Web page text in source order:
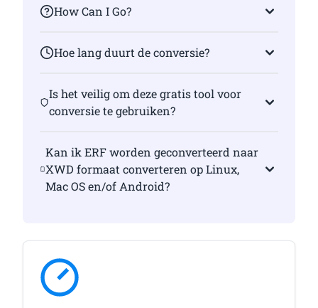
How Can I Go?
Hoe lang duurt de conversie?
Is het veilig om deze gratis tool voor
conversie te gebruiken?
Kan ik ERF worden geconverteerd naar
XWD formaat converteren op Linux,
Mac OS en/of Android?